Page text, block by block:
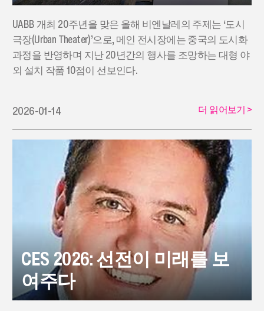
UABB 개최 20주년을 맞은 올해 비엔날레의 주제는 ‘도시
극장(Urban Theater)’으로, 메인 전시장에는 중국의 도시화
과정을 반영하며 지난 20년간의 행사를 조망하는 대형 야
외 설치 작품 10점이 선보인다.
2026-01-14 더 읽어보기 >
CES 2026: 선전이 미래를 보
여주다